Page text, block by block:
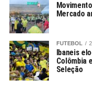
Mercado
FUTEBOL
Ibaneis
Colômbia
Seleção